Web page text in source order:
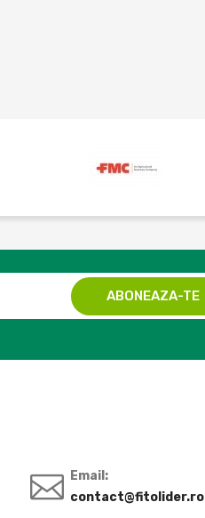
Email:
contact@fitolider.ro